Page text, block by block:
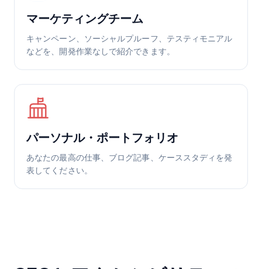
マーケティングチーム
キャンペーン、ソーシャルプルーフ、テスティモニアル
などを、開発作業なしで紹介できます。
パーソナル・ポートフォリオ
あなたの最高の仕事、ブログ記事、ケーススタディを発
表してください。